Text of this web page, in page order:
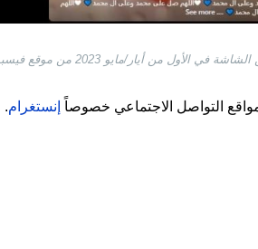
الأول من أيار/مايو 2023 من موقع فيسبوك
التواصل الاجتماعي خصوصاً إنستغرام.